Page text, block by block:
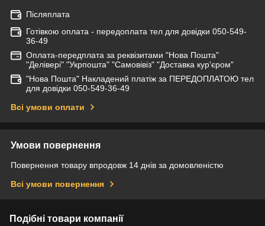
Післяплата
Готівкою оплата - передоплата тел для довідки 050-549-
36-49
Оплата-передплата за реквізитами "Нова Пошта"
"Делівері" "Укрпошта" "Самовівіз" "Доставка кур'єром"
"Нова Пошта" Накладений платіж за ПЕРЕДОПЛАТОЮ тел
для довідки 050-549-36-49
Всі умови оплати
Умови повернення
Повернення товару впродовж 14 днів за домовленістю
Всі умови повернення
Подібні товари компанії